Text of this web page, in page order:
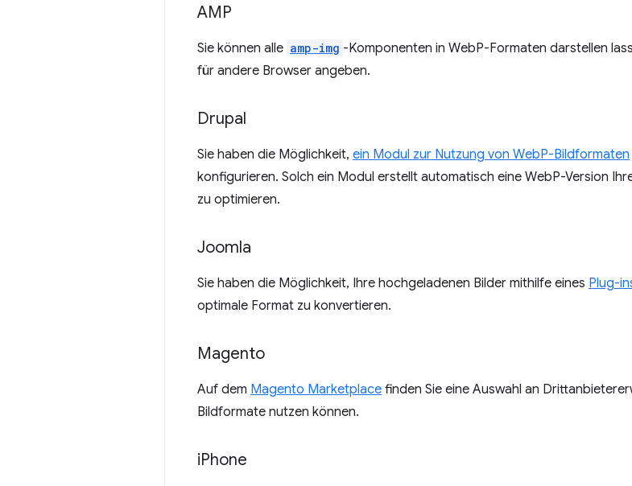
AMP
Sie können alle amp-img -Komponenten in WebP-Formaten darstellen
für andere Browser angeben.
Drupal
Sie haben die Möglichkeit, ein Modul zur Nutzung von WebP-Bildformaten
konfigurieren. Solch ein Modul erstellt automatisch eine WebP-Version
zu optimieren.
Joomla
Sie haben die Möglichkeit, Ihre hochgeladenen Bilder mithilfe eines Plug-
optimale Format zu konvertieren.
Magento
Auf dem Magento Marketplace finden Sie eine Auswahl an
Bildformate nutzen können.
iPhone